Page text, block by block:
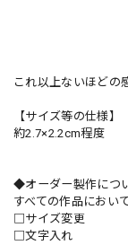
これ以上ないほどの
【サイズ等の仕様】
約2.7×2.2cm程度
◆オーダー製作につ
すべての作品におい
□サイズ変更
□文字入れ